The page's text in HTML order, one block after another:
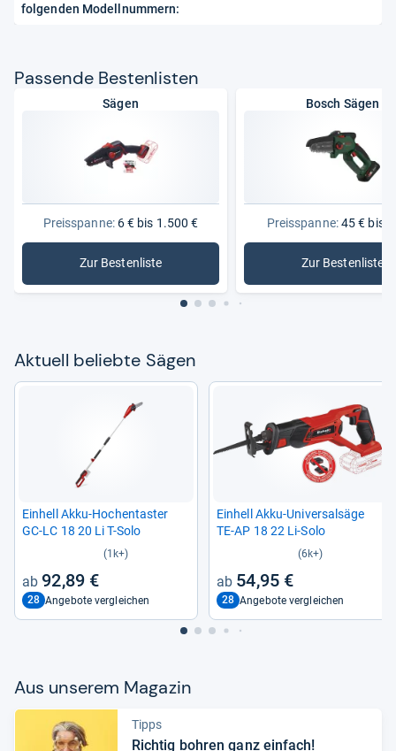
folgenden Modellnummern:
Pas­sende Bes­ten­lis­ten
Sägen
Preisspanne:6 € bis 1.500 €
Zur Bestenliste
: Sägen
Bosch Sägen
Preisspanne:45 € bis
Zur Bestenliste
: Bosch
Aktu­ell beliebte Sägen
Ein­hell Akku-​Hoch­en­tas­ter
GC-​LC 18 20 Li T-​Solo
(1k+)
92,89 €
28 Angebote vergleichen
Ein­hell Akku-​Uni­ver­sal­säge
TE-​AP 18 22 Li-​Solo
(6k+)
54,95 €
28 Angebote vergleichen
Aus unse­rem Maga­zin
Tipps
Rich­tig boh­ren ganz ein­fach!